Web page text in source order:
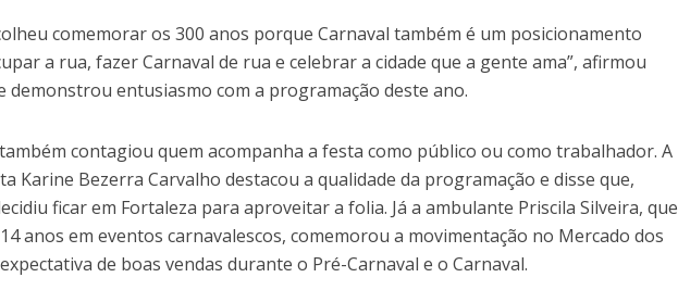
comemorar os 300 anos porque Carnaval também é um posicionamento
a rua, fazer Carnaval de rua e celebrar a cidade que a gente ama”, afirmou
demonstrou entusiasmo com a programação deste ano.
contagiou quem acompanha a festa como público ou como trabalhador. A
Karine Bezerra Carvalho destacou a qualidade da programação e disse que,
ficar em Fortaleza para aproveitar a folia. Já a ambulante Priscila Silveira, que
anos em eventos carnavalescos, comemorou a movimentação no Mercado dos
de boas vendas durante o Pré-Carnaval e o Carnaval.